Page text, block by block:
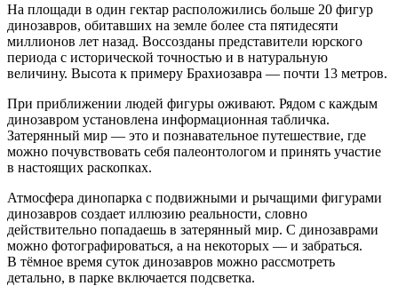
На площади в один гектар расположились больше 20 фигур
динозавров, обитавших на земле более ста пятидесяти
миллионов лет назад. Воссозданы представители юрского
периода с исторической точностью и в натуральную
величину. Высота к примеру Брахиозавра — почти 13 метров.
При приближении людей фигуры оживают. Рядом с каждым
динозавром установлена информационная табличка.
Затерянный мир — это и познавательное путешествие, где
можно почувствовать себя палеонтологом и принять участие
в настоящих раскопках.
Атмосфера динопарка с подвижными и рычащими фигурами
динозавров создает иллюзию реальности, словно
действительно попадаешь в затерянный мир. С динозаврами
можно фотографироваться, а на некоторых — и забраться.
В тёмное время суток динозавров можно рассмотреть
детально, в парке включается подсветка.